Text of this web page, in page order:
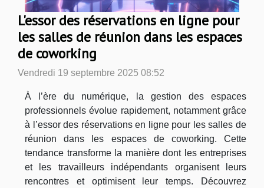
L'essor des réservations en ligne pour
les salles de réunion dans les espaces
de coworking
Vendredi 19 septembre 2025 08:52
À l’ère du numérique, la gestion des espaces
professionnels évolue rapidement, notamment grâce
à l’essor des réservations en ligne pour les salles de
réunion dans les espaces de coworking. Cette
tendance transforme la manière dont les entreprises
et les travailleurs indépendants organisent leurs
rencontres et optimisent leur temps. Découvrez